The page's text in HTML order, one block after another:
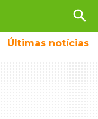
search
Últimas notícias